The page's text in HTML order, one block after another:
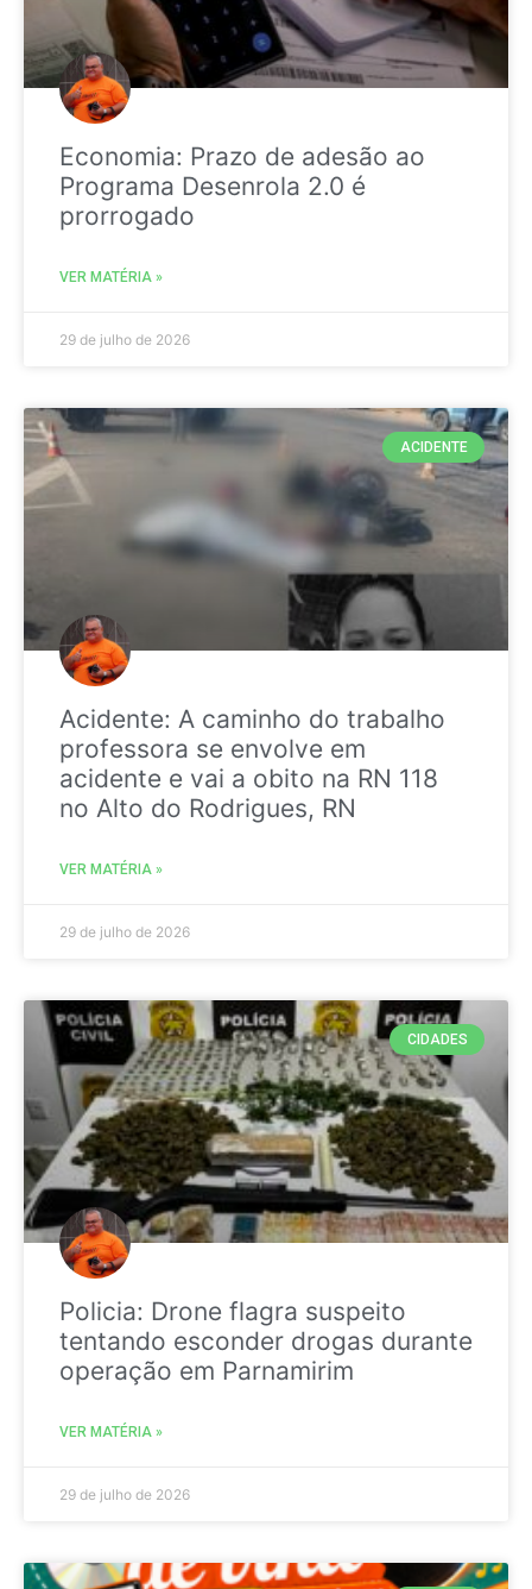
Economia: Prazo de adesão ao
Programa Desenrola 2.0 é
prorrogado
VER MATÉRIA »
29 de julho de 2026
ACIDENTE
Acidente: A caminho do trabalho
professora se envolve em
acidente e vai a obito na RN 118
no Alto do Rodrigues, RN
VER MATÉRIA »
29 de julho de 2026
CIDADES
Policia: Drone flagra suspeito
tentando esconder drogas durante
operação em Parnamirim
VER MATÉRIA »
29 de julho de 2026